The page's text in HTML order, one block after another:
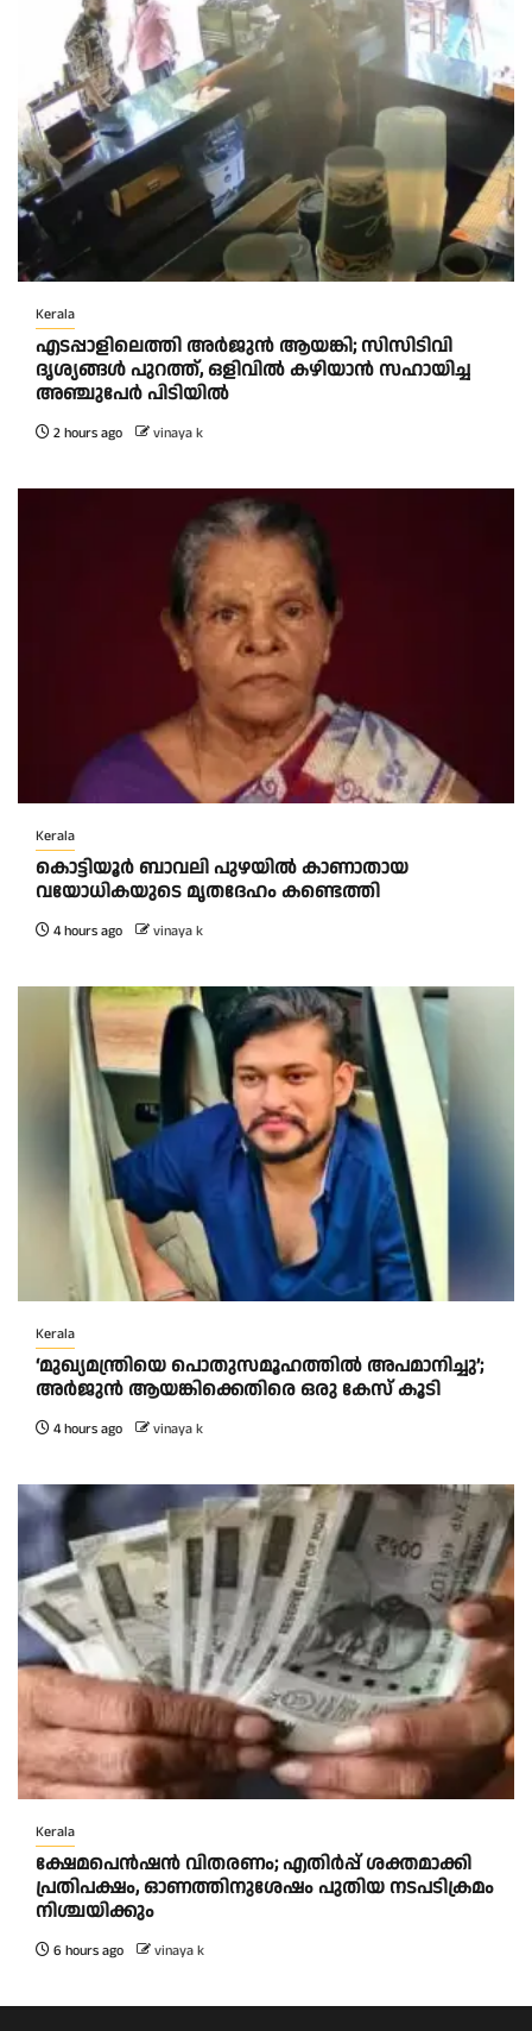
Kerala
എടപ്പാളിലെത്തി അർജുൻ ആയങ്കി; സിസിടിവി
ദൃശ്യങ്ങൾ പുറത്ത്, ഒളിവിൽ കഴിയാൻ സഹായിച്ച
അഞ്ചുപേർ പിടിയിൽ
2 hours ago vinaya k
Kerala
കൊട്ടിയൂർ ബാവലി പുഴയിൽ കാണാതായ
വയോധികയുടെ മൃതദേഹം കണ്ടെത്തി
4 hours ago vinaya k
Kerala
‘മുഖ്യമന്ത്രിയെ പൊതുസമൂഹത്തിൽ അപമാനിച്ചു’;
അർജുൻ ആയങ്കിക്കെതിരെ ഒരു കേസ് കൂടി
4 hours ago vinaya k
Kerala
ക്ഷേമപെൻഷൻ വിതരണം; എതിർപ്പ് ശക്തമാക്കി
പ്രതിപക്ഷം, ഓണത്തിനുശേഷം പുതിയ നടപടിക്രമം
നിശ്ചയിക്കും
6 hours ago vinaya k